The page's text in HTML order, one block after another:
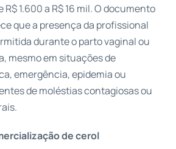
1.600 a R$ 16 mil. O documento
que a presença da profissional
durante o parto vaginal ou
mesmo em situações de
emergência, epidemia ou
de moléstias contagiosas ou
de cerol